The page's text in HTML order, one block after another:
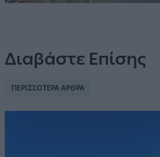
Διαβάστε Επίσης
ΠΕΡΙΣΣΟΤΕΡΑ ΑΡΘΡΑ